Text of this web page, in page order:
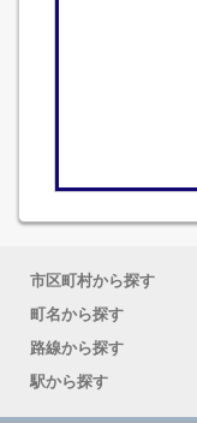
市区町村から探す
町名から探す
路線から探す
駅から探す